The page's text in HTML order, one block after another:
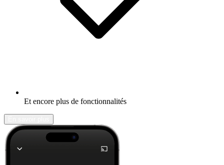
Et encore plus de fonctionnalités